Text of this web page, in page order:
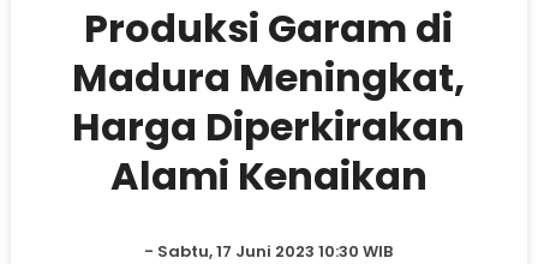
Produksi Garam di
Madura Meningkat,
Harga Diperkirakan
Alami Kenaikan
- Sabtu, 17 Juni 2023 10:30 WIB